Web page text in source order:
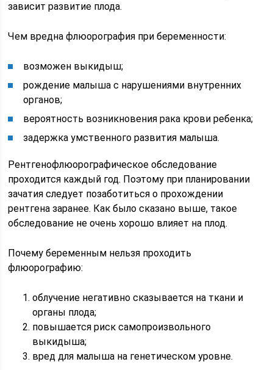
зависит развитие плода.
Чем вредна флюорография при беременности:
возможен выкидыш;
рождение малыша с нарушениями внутренних
органов;
вероятность возникновения рака крови ребенка;
задержка умственного развития малыша.
Рентгенофлюорографическое обследование
проходится каждый год. Поэтому при планировании
зачатия следует позаботиться о прохождении
рентгена заранее. Как было сказано выше, такое
обследование не очень хорошо влияет на плод.
Почему беременным нельзя проходить
флюорографию:
облучение негативно сказывается на ткани и
органы плода;
повышается риск самопроизвольного
выкидыша;
вред для малыша на генетическом уровне.